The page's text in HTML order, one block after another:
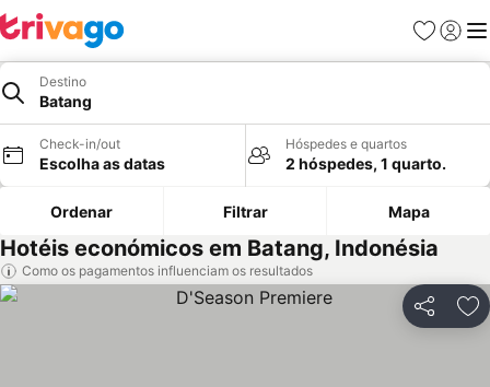
Favoritos
Iniciar
Destino
Batang
Check-in/out
Escolha as datas
Hóspedes e quartos
2 hóspedes, 1 quarto.
Ordenar Filtrar Mapa
Hotéis económicos em Batang, Indonésia
Como os pagamentos influenciam os resultados
Partilhar